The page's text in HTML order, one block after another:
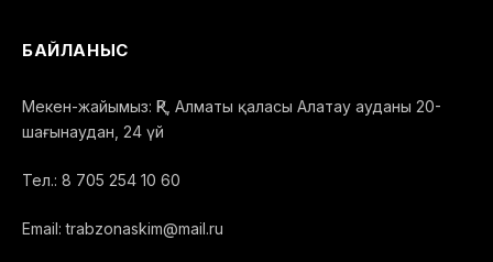
БАЙЛАНЫС
Мекен-жайымыз: ҚР, Алматы қаласы Алатау ауданы 20-
шағынаудан, 24 үй
Тел.: 8 705 254 10 60
Email: trabzonaskim@mail.ru